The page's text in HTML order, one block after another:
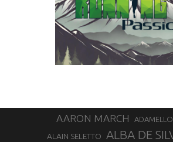
AARON MARCH
ALAIN SELETTO ALBA DE